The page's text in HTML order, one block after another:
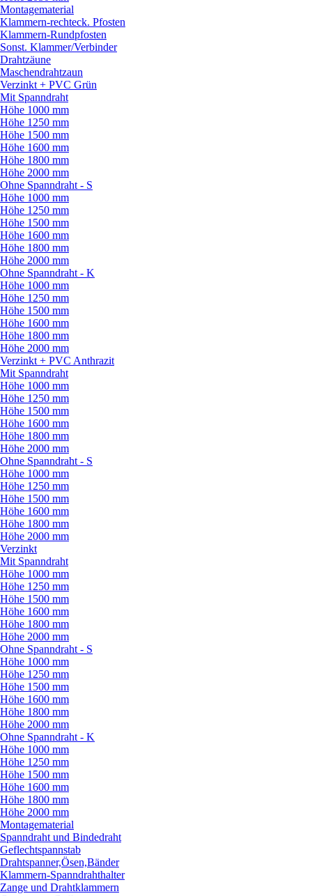
Montagematerial
Klammern-rechteck. Pfosten
Klammern-Rundpfosten
Sonst. Klammer/Verbinder
Drahtzäune
Maschendrahtzaun
Verzinkt + PVC Grün
Mit Spanndraht
Höhe 1000 mm
Höhe 1250 mm
Höhe 1500 mm
Höhe 1600 mm
Höhe 1800 mm
Höhe 2000 mm
Ohne Spanndraht - S
Höhe 1000 mm
Höhe 1250 mm
Höhe 1500 mm
Höhe 1600 mm
Höhe 1800 mm
Höhe 2000 mm
Ohne Spanndraht - K
Höhe 1000 mm
Höhe 1250 mm
Höhe 1500 mm
Höhe 1600 mm
Höhe 1800 mm
Höhe 2000 mm
Verzinkt + PVC Anthrazit
Mit Spanndraht
Höhe 1000 mm
Höhe 1250 mm
Höhe 1500 mm
Höhe 1600 mm
Höhe 1800 mm
Höhe 2000 mm
Ohne Spanndraht - S
Höhe 1000 mm
Höhe 1250 mm
Höhe 1500 mm
Höhe 1600 mm
Höhe 1800 mm
Höhe 2000 mm
Verzinkt
Mit Spanndraht
Höhe 1000 mm
Höhe 1250 mm
Höhe 1500 mm
Höhe 1600 mm
Höhe 1800 mm
Höhe 2000 mm
Ohne Spanndraht - S
Höhe 1000 mm
Höhe 1250 mm
Höhe 1500 mm
Höhe 1600 mm
Höhe 1800 mm
Höhe 2000 mm
Ohne Spanndraht - K
Höhe 1000 mm
Höhe 1250 mm
Höhe 1500 mm
Höhe 1600 mm
Höhe 1800 mm
Höhe 2000 mm
Montagematerial
Spanndraht und Bindedraht
Geflechtspannstab
Drahtspanner,Ösen,Bänder
Klammern-Spanndrahthalter
Zange und Drahtklammern